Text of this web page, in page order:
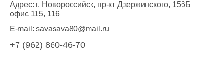
Адрес: г. Новороссийск, пр-кт Дзержинского, 156Б
офис 115, 116
E-mail: savasava80@mail.ru
+7 (962) 860-46-70